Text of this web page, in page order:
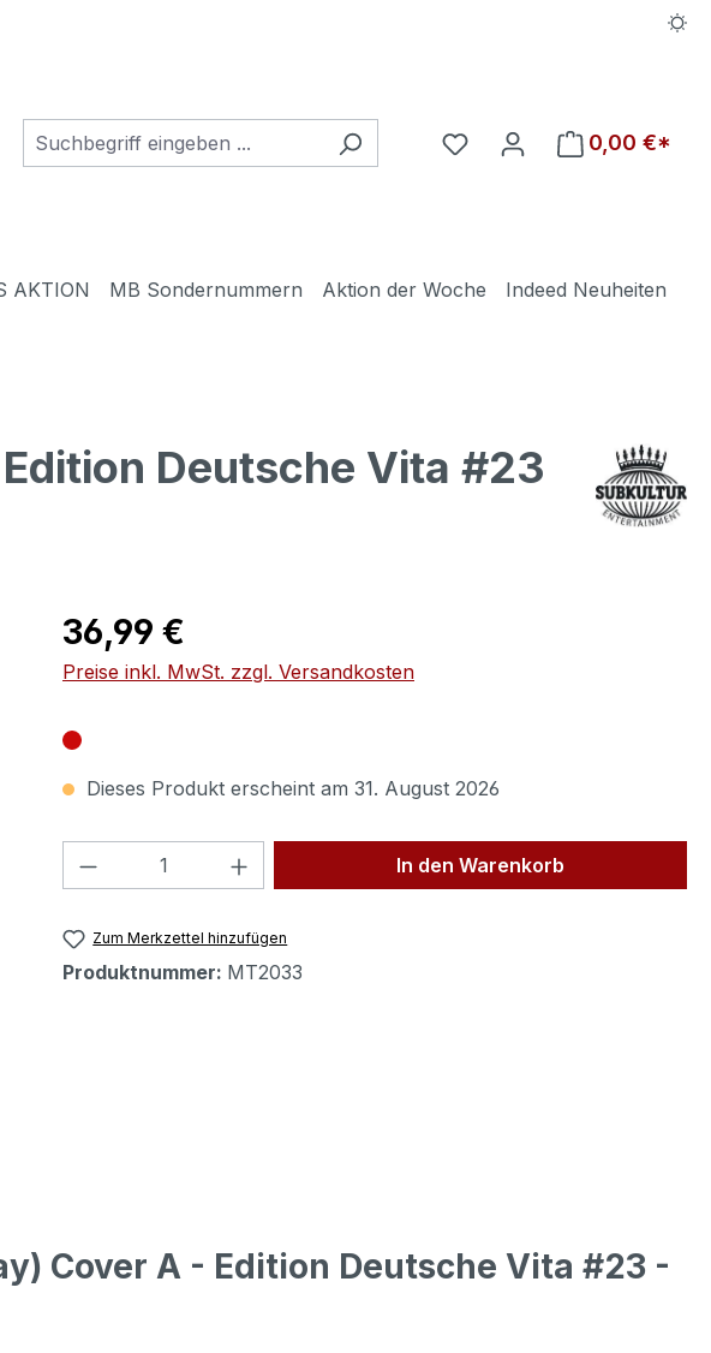
Du hast 0 Produkte auf
0,00 €*
AKTION MB Sondernummern Aktion der Woche
Indeed Neuheiten
Deutsche Vita #23
Regulärer Preis:
36,99 €
Preise inkl. MwSt. zzgl. Versandkosten
Dieses Produkt erscheint am 31. August 2026
Produkt Anzahl: Gib den gewünschten Wert
In den Warenkorb
Zum Merkzettel hinzufügen
Produktnummer: MT2033
Cover A - Edition Deutsche Vita #23 -